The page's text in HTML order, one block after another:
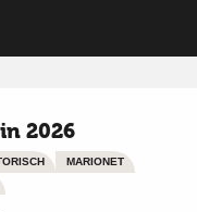
2026
MARIONET